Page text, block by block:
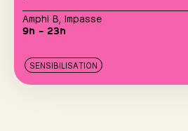
Amphi B Impasse
9h – 23h
SENSIBILISATION